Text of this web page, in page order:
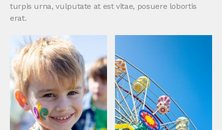
turpis urna, vulputate at est vitae, posuere lobortis
erat.